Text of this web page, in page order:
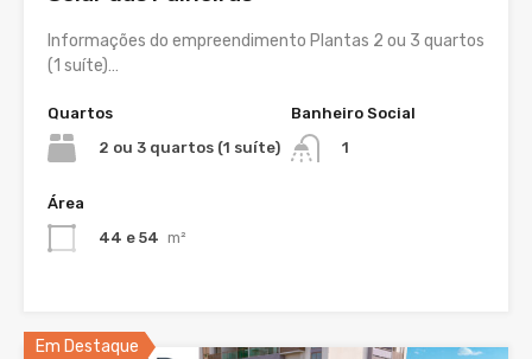
Informações do empreendimento Plantas 2 ou 3 quartos
(1 suíte)…
Quartos
2 ou 3 quartos (1 suíte)
Banheiro Social
1
Área
44 e 54 m²
Em Destaque